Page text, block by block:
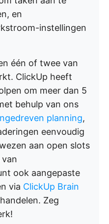
en
instellingen
één of twee van
ClickUp heeft
om meer dan 5
behulp van ons
planning,
eenvoudig
aan open slots
ook aangepaste
via ClickUp Brain
Zeg